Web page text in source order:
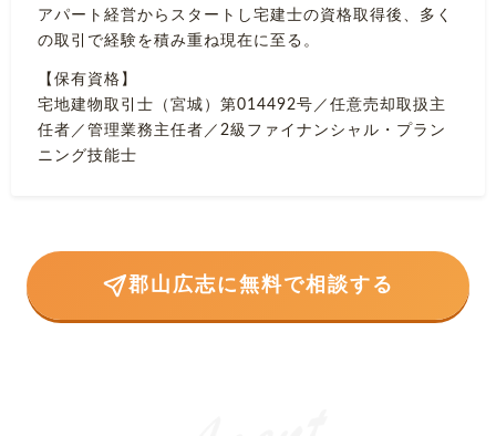
アパート経営からスタートし宅建士の資格取得後、多く
の取引で経験を積み重ね現在に至る。
【保有資格】
宅地建物取引士（宮城）第014492号／任意売却取扱主
任者／管理業務主任者／2級ファイナンシャル・プラン
ニング技能士
郡山広志に無料で相談する